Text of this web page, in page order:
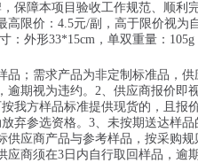
保障本项目验收工作规范、顺利
高限价：4.5元/副，高于限价视为
：外形33*15cm，单双重量：105g
品；需求产品为非定制标准品，供
逾期视为违约。2、供应商报价即
我方样品标准提供现货的，且报
弃参选资格。3、未按期送达样品
供应商产品与参考样品，按采购规
应商须在3日内自行取回样品，逾